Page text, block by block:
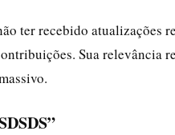
ter recebido atualizações
Sua relevância